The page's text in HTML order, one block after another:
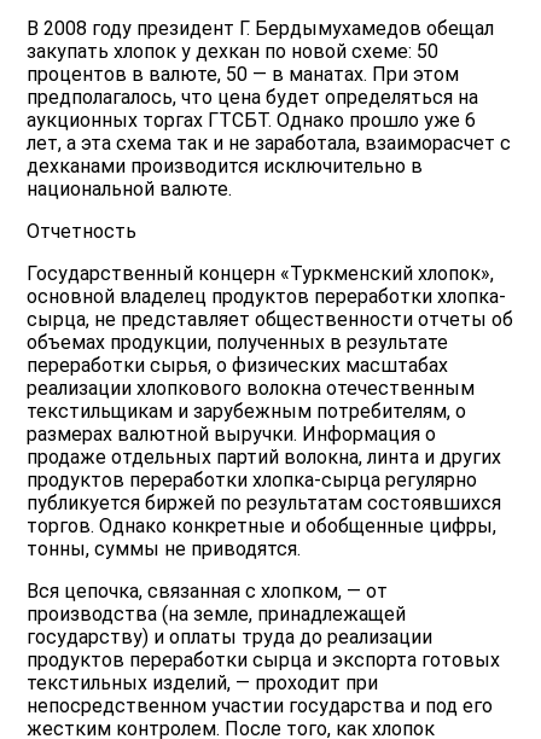
В 2008 году президент Г. Бердымухамедов обещал
закупать хлопок у дехкан по новой схеме: 50
процентов в валюте, 50 — в манатах. При этом
предполагалось, что цена будет определяться на
аукционных торгах ГТСБТ. Однако прошло уже 6
лет, а эта схема так и не заработала, взаиморасчет с
дехканами производится исключительно в
национальной валюте.
Отчетность
Государственный концерн «Туркменский хлопок»,
основной владелец продуктов переработки хлопка-
сырца, не представляет общественности отчеты об
объемах продукции, полученных в результате
переработки сырья, о физических масштабах
реализации хлопкового волокна отечественным
текстильщикам и зарубежным потребителям, о
размерах валютной выручки. Информация о
продаже отдельных партий волокна, линта и других
продуктов переработки хлопка-сырца регулярно
публикуется биржей по результатам состоявшихся
торгов. Однако конкретные и обобщенные цифры,
тонны, суммы не приводятся.
Вся цепочка, связанная с хлопком, — от
производства (на земле, принадлежащей
государству) и оплаты труда до реализации
продуктов переработки сырца и экспорта готовых
текстильных изделий, — проходит при
непосредственном участии государства и под его
жестким контролем. После того, как хлопок